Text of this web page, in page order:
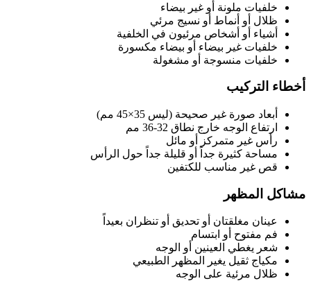
خلفيات ملونة أو غير بيضاء
ظلال أو أنماط أو نسيج مرئي
أشياء أو أشخاص مرئيون في الخلفية
خلفيات غير بيضاء أو بيضاء مكسورة
خلفيات منسوجة أو مشغولة
أخطاء التركيب
أبعاد صورة غير صحيحة (ليس 35×45 مم)
ارتفاع الوجه خارج نطاق 32-36 مم
رأس غير متمركز أو مائل
مساحة كثيرة جداً أو قليلة جداً حول الرأس
قص غير مناسب للكتفين
مشاكل المظهر
عينان مغلقتان أو تحديق أو تنظران بعيداً
فم مفتوح أو ابتسام
شعر يغطي العينين أو الوجه
مكياج ثقيل يغير المظهر الطبيعي
ظلال مرئية على الوجه